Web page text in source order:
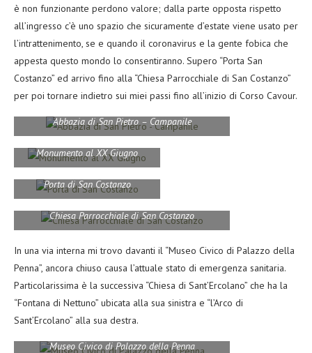
è non funzionante perdono valore; dalla parte opposta rispetto
all’ingresso c’è uno spazio che sicuramente d’estate viene usato per
l’intrattenimento, se e quando il coronavirus e la gente fobica che
appesta questo mondo lo consentiranno. Supero “Porta San
Costanzo” ed arrivo fino alla “Chiesa Parrocchiale di San Costanzo”
per poi tornare indietro sui miei passi fino all’inizio di Corso Cavour.
Abbazia di San Pietro – Campanile
Monumento al XX Giugno
Porta di San Costanzo
Chiesa Parrocchiale di San Costanzo
In una via interna mi trovo davanti il “Museo Civico di Palazzo della
Penna”, ancora chiuso causa l’attuale stato di emergenza sanitaria.
Particolarissima è la successiva “Chiesa di Sant’Ercolano” che ha la
“Fontana di Nettuno” ubicata alla sua sinistra e “l’Arco di
Sant’Ercolano” alla sua destra.
Museo Civico di Palazzo della Penna